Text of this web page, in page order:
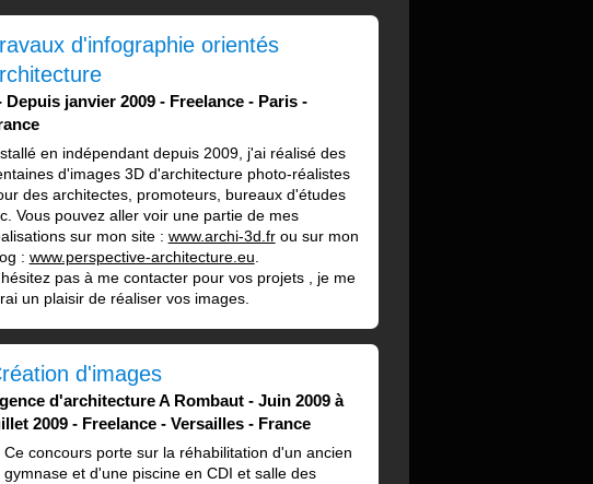
d'infographie orientés
Depuis janvier 2009 Freelance
Paris
en indépendant depuis 2009, j'ai réalisé des
d'images 3D d'architecture photo-réalistes
des architectes, promoteurs, bureaux d'études
Vous pouvez aller voir une partie de mes
sur mon site : www.archi-3d.frou sur mon
: www.perspective-architecture.eu
pas à me contacter pour vos projets , je me
un plaisir de réaliser vos images.
d'images
d'architecture A Rombaut
Juin 2009 à
2009
Freelance Versailles France
Ce concours porte sur la réhabilitation d'un ancien
gymnase et d'une piscine en CDI et salle des